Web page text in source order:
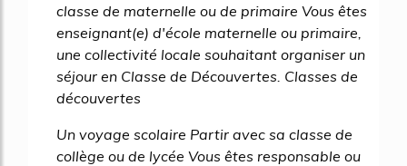
classe de maternelle ou de primaire Vous êtes
enseignant(e) d'école maternelle ou primaire,
une collectivité locale souhaitant organiser un
séjour en Classe de Découvertes. Classes de
découvertes
Un voyage scolaire Partir avec sa classe de
collège ou de lycée Vous êtes responsable ou